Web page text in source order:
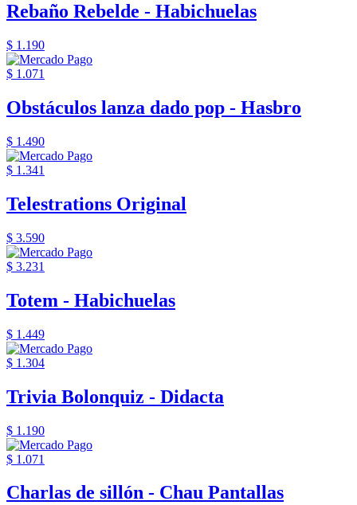
Rebaño Rebelde - Habichuelas
$ 1.190
$ 1.071
Obstáculos lanza dado pop - Hasbro
$ 1.490
$ 1.341
Telestrations Original
$ 3.590
$ 3.231
Totem - Habichuelas
$ 1.449
$ 1.304
Trivia Bolonquiz - Didacta
$ 1.190
$ 1.071
Charlas de sillón - Chau Pantallas